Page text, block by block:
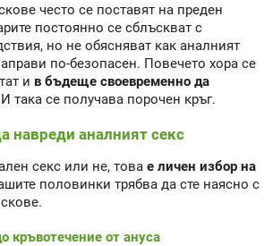
често се поставят на преден
постоянно се сблъскват с
но не обясняват как аналният
по-безопасен. Повечето хора се
и в бъдеще своевременно да
така се получава порочен кръг.
навреди аналният секс
секс или не, това е личен избор на
половинки трябва да сте наясно с
кръвотечение от ануса